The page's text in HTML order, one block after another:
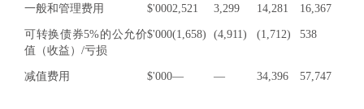
一般和管理费用 $'0002,521 3,299 14,281 16,367
可转换债券5%的公允价
值（收益）/亏损
$'000(1,658) (4,911) (1,712) 538
减值费用 $'000— — 34,396 57,747